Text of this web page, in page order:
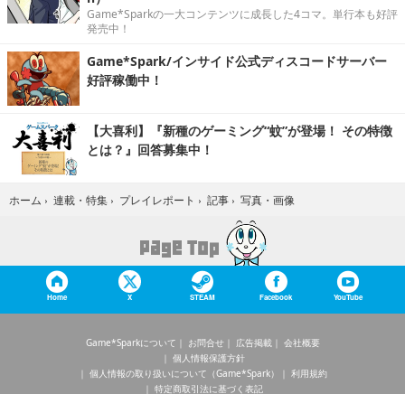
Game*Sparkの一大コンテンツに成長した4コマ。単行本も好評
発売中！
Game*Spark/インサイド公式ディスコードサーバー
好評稼働中！
【大喜利】『新種のゲーミング“蚊”が登場！ その特徴
とは？』回答募集中！
ホーム › 連載・特集 › プレイレポート › 記事 › 写真・画像
Home X STEAM Facebook YouTube
Game*Sparkについて お問合せ 広告掲載
会社概要
個人情報保護方針
個人情報の取り扱いについて（Game*Spark）
利用規約
特定商取引法に基づく表記